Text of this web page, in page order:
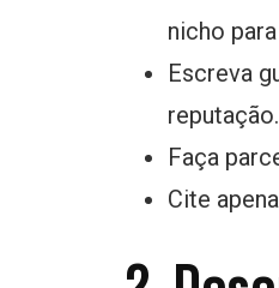
nicho
Escreva
reputação.
Faça
Cite